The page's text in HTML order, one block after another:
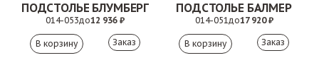
ПОДСТОЛЬЕ БЛУМБЕРГ
014-053до12 936 ₽
Заказ
ПОДСТОЛЬЕ БАЛМЕР
014-051до17 920 ₽
Заказ